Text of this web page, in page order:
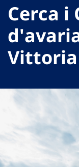
Cerca i
Vittoria